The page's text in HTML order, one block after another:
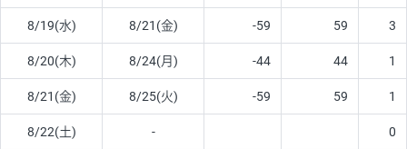
8/19(水) 8/21(金) -59 59 3
8/20(木) 8/24(月) -44 44 1
8/21(金) 8/25(火) -59 59 1
8/22(土) - 0